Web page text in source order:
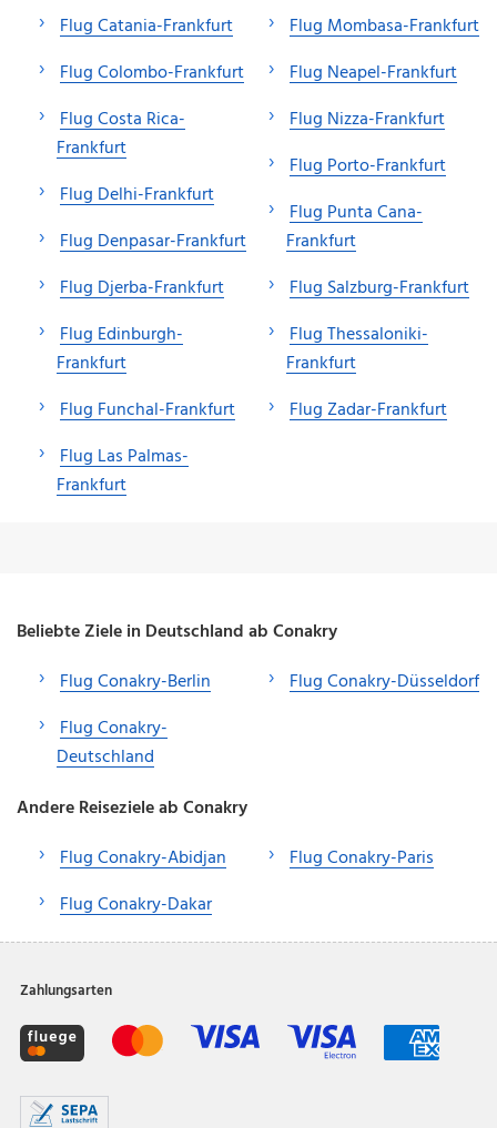
Flug Catania-Frankfurt
Flug Colombo-Frankfurt
Flug Costa Rica-
Frankfurt
Flug Delhi-Frankfurt
Flug Denpasar-Frankfurt
Flug Djerba-Frankfurt
Flug Edinburgh-
Frankfurt
Flug Funchal-Frankfurt
Flug Las Palmas-
Frankfurt
Flug Mombasa-Frankfurt
Flug Neapel-Frankfurt
Flug Nizza-Frankfurt
Flug Porto-Frankfurt
Flug Punta Cana-
Frankfurt
Flug Salzburg-Frankfurt
Flug Thessaloniki-
Frankfurt
Flug Zadar-Frankfurt
Beliebte Ziele in Deutschland ab Conakry
Flug Conakry-Berlin
Flug Conakry-
Deutschland
Flug Conakry-Düsseldorf
Andere Reiseziele ab Conakry
Flug Conakry-Abidjan
Flug Conakry-Dakar
Flug Conakry-Paris